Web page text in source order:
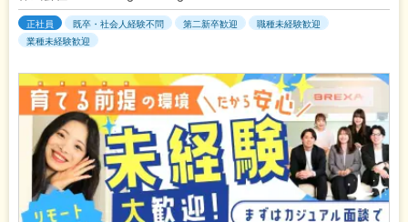
正社員 既卒・社会人経験不問 第二新卒歓迎
職種未経験歓迎
業種未経験歓迎